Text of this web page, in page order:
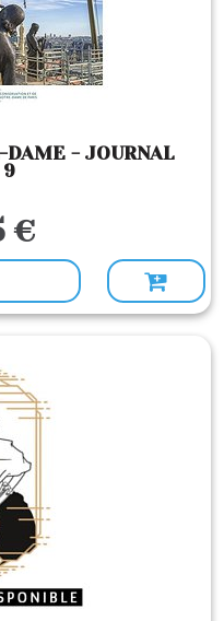
DAME - JOURNAL
9
€